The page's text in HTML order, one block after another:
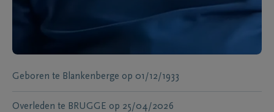
Geboren te Blankenberge op 01/12/1933
Overleden te BRUGGE op 25/04/2026